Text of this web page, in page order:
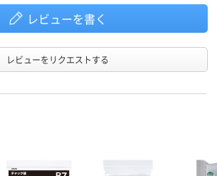
レビューを書く
レビューをリクエストする